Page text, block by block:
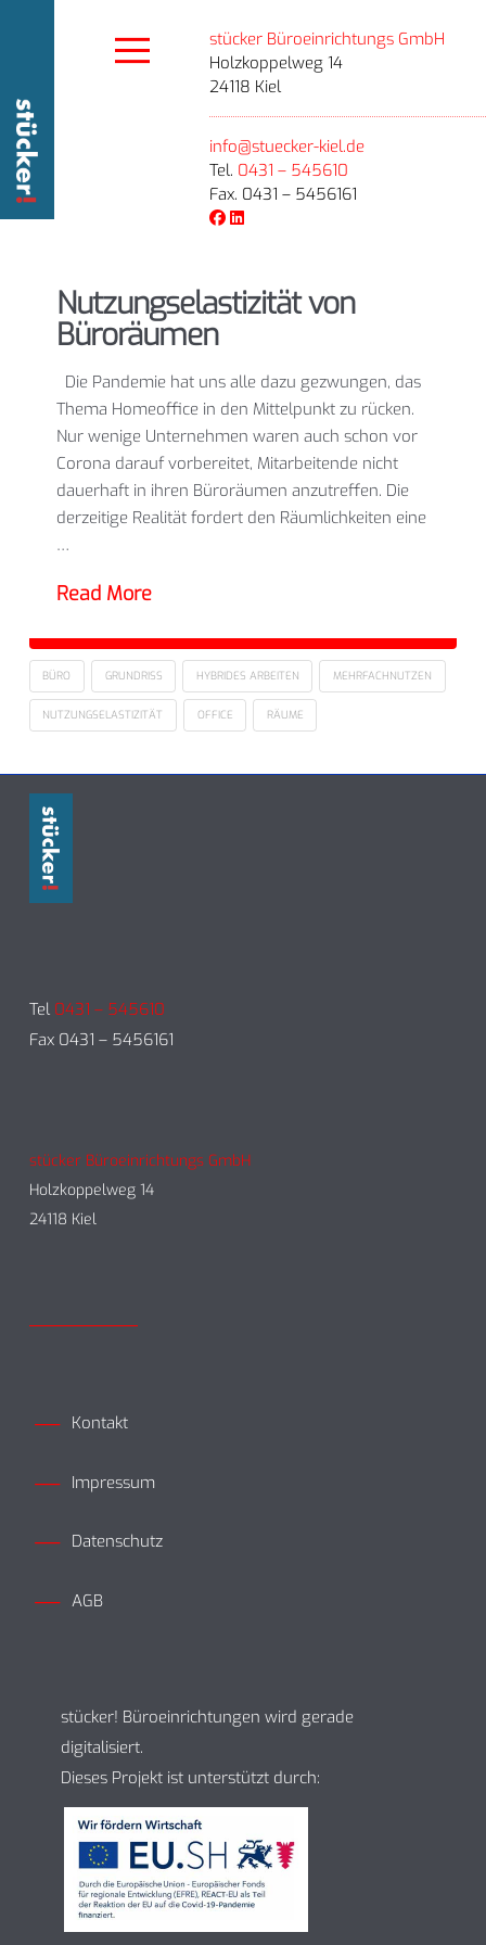
stücker Büroeinrichtungs GmbH
Holzkoppelweg 14
24118 Kiel
info@stuecker-kiel.de
Tel. 0431 – 545610
Fax. 0431 – 5456161
Nutzungselastizität von
Büroräumen
Die Pandemie hat uns alle dazu gezwungen, das
Thema Homeoffice in den Mittelpunkt zu rücken.
Nur wenige Unternehmen waren auch schon vor
Corona darauf vorbereitet, Mitarbeitende nicht
dauerhaft in ihren Büroräumen anzutreffen. Die
derzeitige Realität fordert den Räumlichkeiten eine
…
Read More
BÜRO GRUNDRISS HYBRIDES ARBEITEN MEHRFACHNUTZEN
NUTZUNGSELASTIZITÄT OFFICE RÄUME
Tel 0431 – 545610
Fax 0431 – 5456161
stücker Büroeinrichtungs GmbH
Holzkoppelweg 14
24118 Kiel
Kontakt
Impressum
Datenschutz
AGB
stücker! Büroeinrichtungen wird gerade
digitalisiert.
Dieses Projekt ist unterstützt durch: